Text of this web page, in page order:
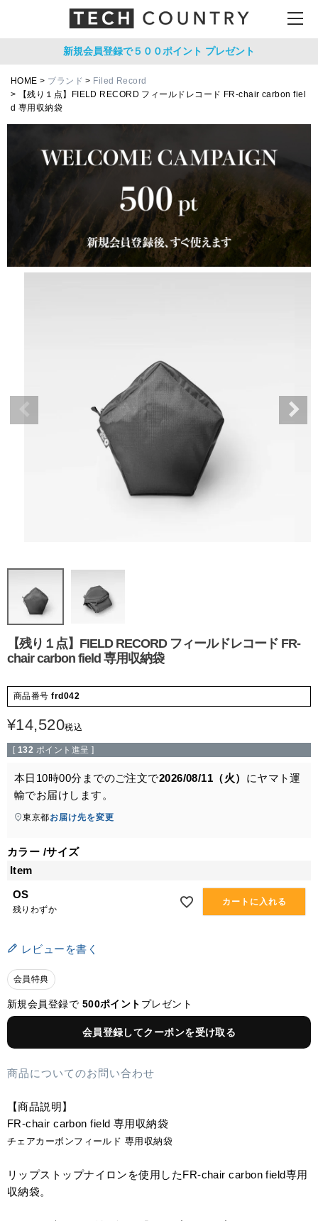
新規会員登録で５００ポイント プレゼント
HOME ブランド
Filed Record
【残り１点】FIELD RECORD フィールドレコード FR-chair carbon fiel
d 専用収納袋
【残り１点】FIELD RECORD フィールドレコード FR-
chair carbon field 専用収納袋
商品番号 frd042
¥14,520税込
[ 132 ポイント進呈 ]
本日 10時00分 までのご注文で2026/08/11（火） にヤマト運
輸でお届けします。
東京都お届け先を変更
カラー サイズ
Item
OS
残りわずか
カートに入れる
レビューを書く
会員特典
新規会員登録で 500ポイント プレゼント
会員登録してクーポンを受け取る
商品についてのお問い合わせ
【商品説明】
FR-chair carbon field 専用収納袋
チェアカーボンフィールド 専用収納袋
リップストップナイロンを使用したFR-chair carbon field専用
収納袋。